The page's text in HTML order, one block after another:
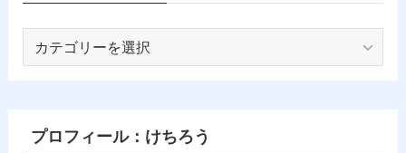
ープロフィール：けちろう